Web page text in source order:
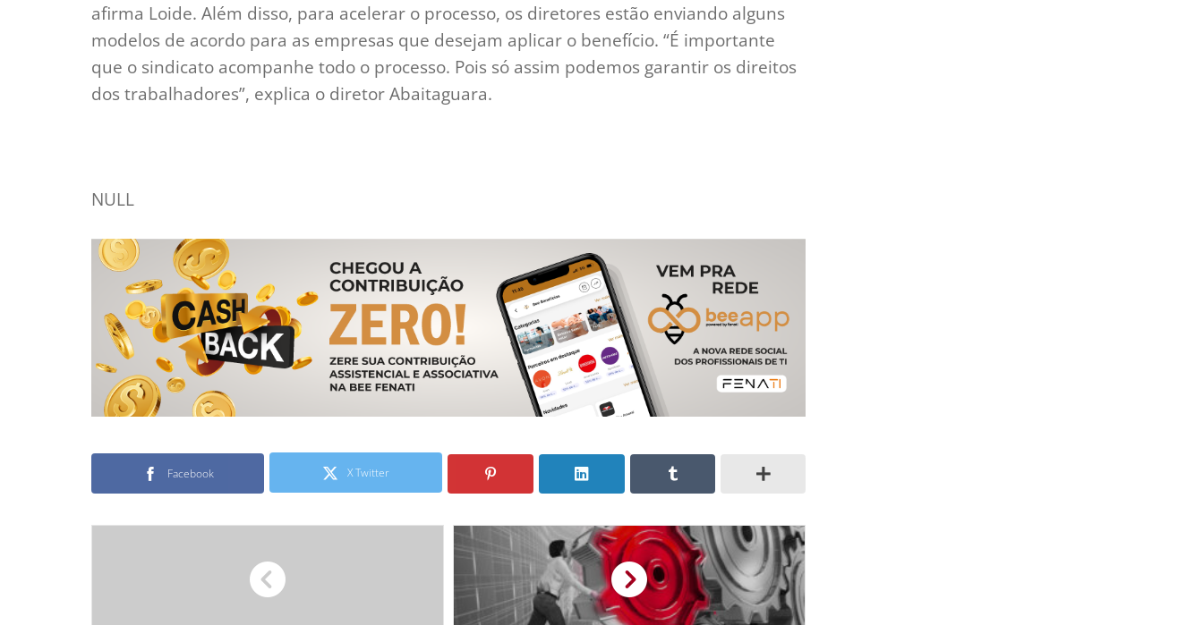
afirma Loide. Além disso, para acelerar o processo, os diretores estão enviando alguns
modelos de acordo para as empresas que desejam aplicar o benefício. “É importante
que o sindicato acompanhe todo o processo. Pois só assim podemos garantir os direitos
dos trabalhadores”, explica o diretor Abaitaguara.
NULL
Facebook X Twitter